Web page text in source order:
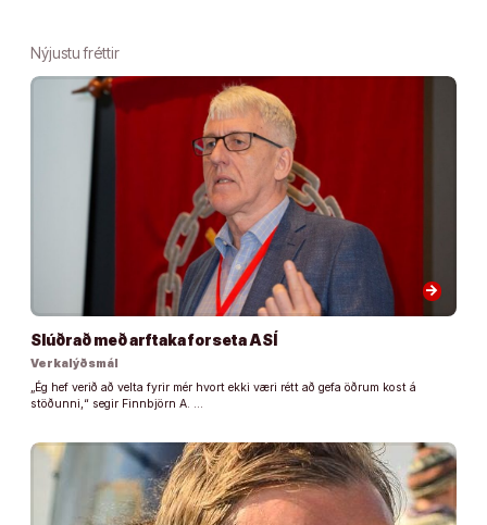
Nýjustu fréttir
arrow_forward
Slúðrað með arftaka forseta ASÍ
Verkalýðsmál
„Ég hef verið að velta fyrir mér hvort ekki væri rétt að gefa öðrum kost á
stöðunni,“ segir Finnbjörn A. …